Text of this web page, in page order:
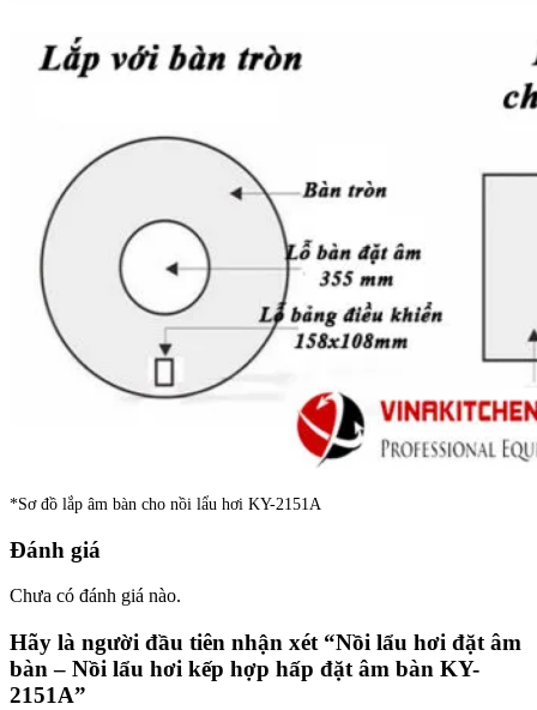
*Sơ đồ lắp âm bàn cho nồi lẩu hơi KY-2151A
Đánh giá
Chưa có đánh giá nào.
Hãy là người đầu tiên nhận xét “Nồi lẩu hơi đặt âm
bàn – Nồi lẩu hơi kếp hợp hấp đặt âm bàn KY-
2151A”